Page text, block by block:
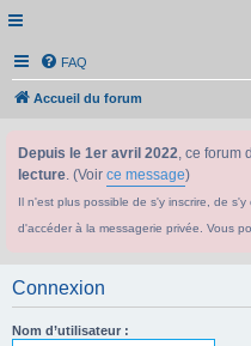
FAQ
Accueil du forum
Depuis le 1er avril 2022, ce forum
lecture. (Voir ce message)
Il n'est plus possible de s'y inscrire, de
d'accéder à la messagerie privée. Vous
Connexion
Nom d’utilisateur :